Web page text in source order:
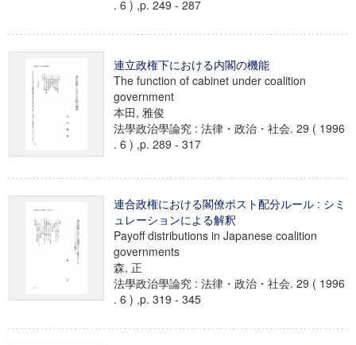
. 6 ) ,p. 249 - 287
連立政権下における内閣の機能
The function of cabinet under coalition
government
本田, 雅俊
法學政治學論究 : 法律・政治・社会. 29 ( 1996
. 6 ) ,p. 289 - 317
連合政権における閣僚ポスト配分ルール : シミ
ュレーションによる解釈
Payoff distributions in Japanese coalition
governments
森, 正
法學政治學論究 : 法律・政治・社会. 29 ( 1996
. 6 ) ,p. 319 - 345